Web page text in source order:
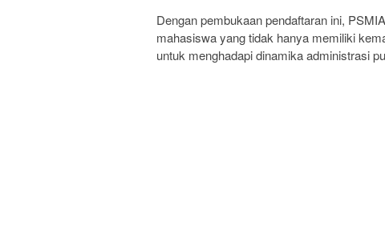
Dengan pembukaan pendaftaran ini,
mahasiswa yang tidak hanya memiliki
untuk menghadapi dinamika administrasi